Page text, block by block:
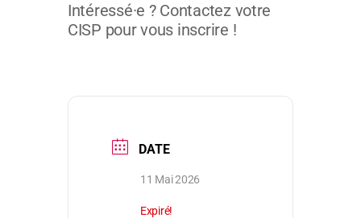
Intéressé·e ? Contactez votre
CISP pour vous inscrire !
DATE
11 Mai 2026
Expiré!